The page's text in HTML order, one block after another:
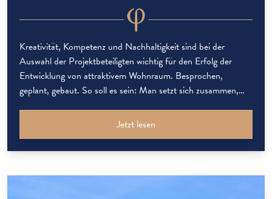
Kreativität, Kompetenz und Nachhaltigkeit sind bei der
Auswahl der Projektbeteiligten wichtig für den Erfolg der
Entwicklung von attraktivem Wohnraum. Besprochen,
geplant, gebaut. So soll es sein: Man setzt sich zusammen,
Tisch und bekommt ein vernünftiges Angebot. Dann wird
Jetzt lesen